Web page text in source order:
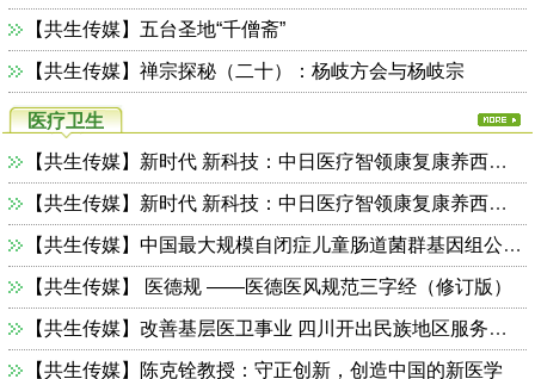
【共生传媒】五台圣地“千僧斋”
【共生传媒】禅宗探秘（二十）：杨岐方会与杨岐宗
医疗卫生
【共生传媒】新时代 新科技：中日医疗智领康复康养西安论坛成功举行
【共生传媒】新时代 新科技：中日医疗智领康复康养西安论坛盛大开幕
【共生传媒】中国最大规模自闭症儿童肠道菌群基因组公益计划正式启动
【共生传媒】 ​​​​​​​医德规 ——医德医风规范三字经（修订版）
【共生传媒】改善基层医卫事业 四川开出民族地区服务能力发展“良方”
【共生传媒】陈克铨教授：守正创新，创造中国的新医学